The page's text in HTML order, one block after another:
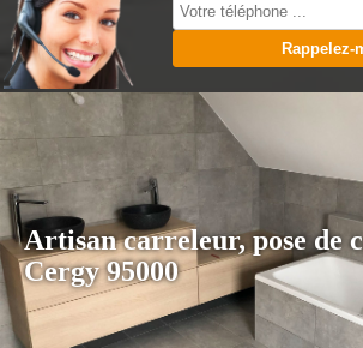
Artisan carreleur, pose de
Cergy 95000